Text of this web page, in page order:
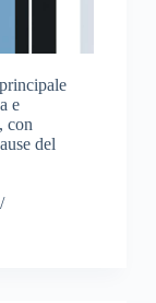
e
con
del